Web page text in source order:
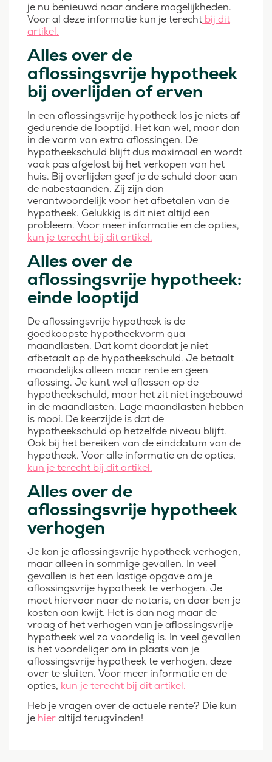
je nu benieuwd naar andere mogelijkheden.
Voor al deze informatie kun je terecht bij dit
artikel.
Alles over de
aflossingsvrije hypotheek
bij overlijden of erven
In een aflossingsvrije hypotheek los je niets af
gedurende de looptijd. Het kan wel, maar dan
in de vorm van extra aflossingen. De
hypotheekschuld blijft dus maximaal en wordt
vaak pas afgelost bij het verkopen van het
huis. Bij overlijden geef je de schuld door aan
de nabestaanden. Zij zijn dan
verantwoordelijk voor het afbetalen van de
hypotheek. Gelukkig is dit niet altijd een
probleem. Voor meer informatie en de opties,
kun je terecht bij dit artikel.
Alles over de
aflossingsvrije hypotheek:
einde looptijd
De aflossingsvrije hypotheek is de
goedkoopste hypotheekvorm qua
maandlasten. Dat komt doordat je niet
afbetaalt op de hypotheekschuld. Je betaalt
maandelijks alleen maar rente en geen
aflossing. Je kunt wel aflossen op de
hypotheekschuld, maar het zit niet ingebouwd
in de maandlasten. Lage maandlasten hebben
is mooi. De keerzijde is dat de
hypotheekschuld op hetzelfde niveau blijft.
Ook bij het bereiken van de einddatum van de
hypotheek. Voor alle informatie en de opties,
kun je terecht bij dit artikel.
Alles over de
aflossingsvrije hypotheek
verhogen
Je kan je aflossingsvrije hypotheek verhogen,
maar alleen in sommige gevallen. In veel
gevallen is het een lastige opgave om je
aflossingsvrije hypotheek te verhogen. Je
moet hiervoor naar de notaris, en daar ben je
kosten aan kwijt. Het is dan nog maar de
vraag of het verhogen van je aflossingsvrije
hypotheek wel zo voordelig is. In veel gevallen
is het voordeliger om in plaats van je
aflossingsvrije hypotheek te verhogen, deze
over te sluiten. Voor meer informatie en de
opties, kun je terecht bij dit artikel.
Heb je vragen over de actuele rente? Die kun
je hieraltijd terugvinden!